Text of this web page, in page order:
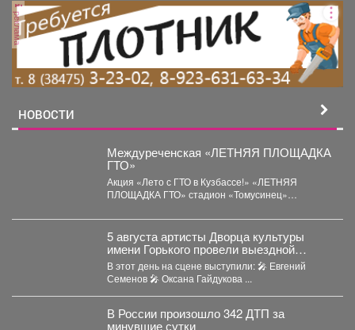
реклама
НОВОСТИ
Междуреченская «ЛЕТНЯЯ ПЛОЩАДКА
ГТО»
Акция «Лето с ГТО в Кузбассе!» «ЛЕТНЯЯ
ПЛОЩАДКА ГТО» стадион «Томусинец»
5 августа артисты Дворца культуры
имени Горького провели выездной
концерт в реабилитационном центре
«Топаз».
В этот день на сцене выступили: 🎤 Евгений
Семенов 🎤 Оксана Гайдукова ...
В России произошло 342 ДТП за
минувшие сутки